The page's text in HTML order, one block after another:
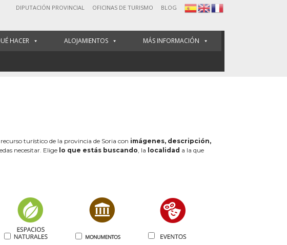
DIPUTACIÓN PROVINCIAL OFICINAS DE TURISMO BLOG
HACER ALOJAMIENTOS MÁS INFORMACIÓN
turístico de la provincia de Soria con imágenes, descripción,
necesitar. Elige lo que estás buscando, la localidad a la que